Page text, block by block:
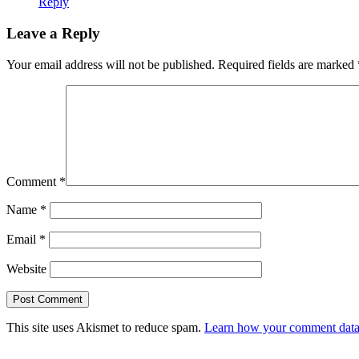
Leave a Reply
Your email address will not be published. Required fields are marked
Comment *
Name *
Email *
Website
This site uses Akismet to reduce spam. Learn how your comment